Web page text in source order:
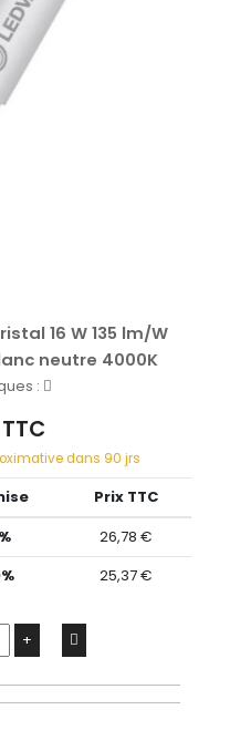
16 W 135 lm/W
neutre 4000K
:
dans 90 jrs
Prix TTC
26,78 €
25,37 €
+